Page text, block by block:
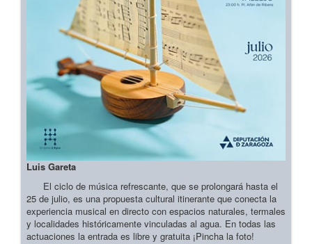
Luis Gareta
El ciclo de música refrescante, que se prolongará hasta el
25 de julio, es una propuesta cultural itinerante que conecta la
experiencia musical en directo con espacios naturales, termales
y localidades históricamente vinculadas al agua. En todas las
actuaciones la entrada es libre y gratuita ¡Pincha la foto!